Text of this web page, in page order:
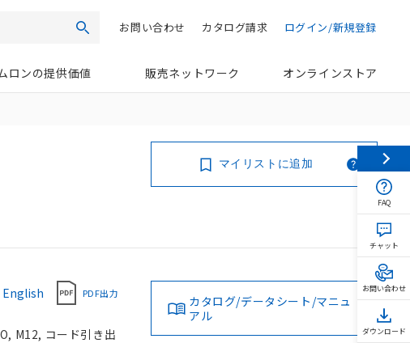
検索 ログイン/新規登録
カタログ請求
お問い合わせ
ロンの提供価値 販売ネットワーク オンラインストア
マイリストに追加
English PDF出力
M12, コード引き出
カタログ/データシート/マニュ
アル
FAQ
チャット
お問い合わせ
ダウンロード